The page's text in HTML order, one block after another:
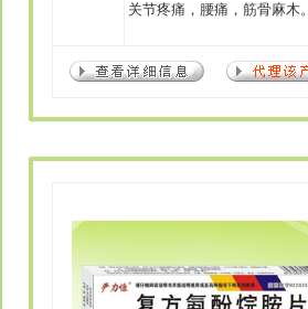
关节疼痛，腰痛，筋骨麻木。